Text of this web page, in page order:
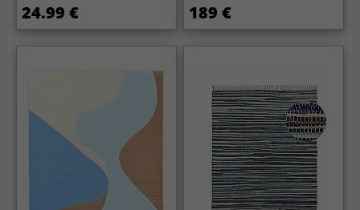
24.99 € 189 €